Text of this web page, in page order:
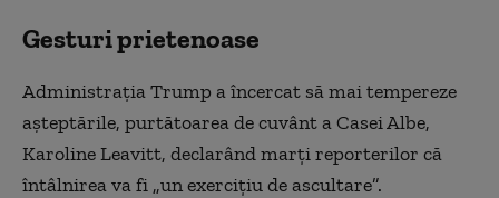
Gesturi prietenoase
Administraţia Trump a încercat să mai tempereze
aşteptările, purtătoarea de cuvânt a Casei Albe,
Karoline Leavitt, declarând marţi reporterilor că
întâlnirea va fi „un exerciţiu de ascultare”.